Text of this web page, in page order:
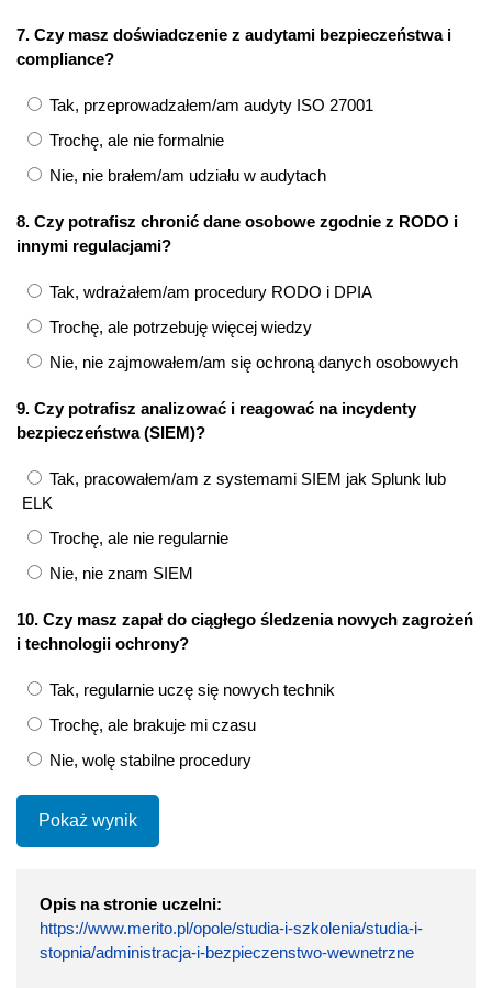
7. Czy masz doświadczenie z audytami bezpieczeństwa i
compliance?
Tak, przeprowadzałem/am audyty ISO 27001
Trochę, ale nie formalnie
Nie, nie brałem/am udziału w audytach
8. Czy potrafisz chronić dane osobowe zgodnie z RODO i
innymi regulacjami?
Tak, wdrażałem/am procedury RODO i DPIA
Trochę, ale potrzebuję więcej wiedzy
Nie, nie zajmowałem/am się ochroną danych osobowych
9. Czy potrafisz analizować i reagować na incydenty
bezpieczeństwa (SIEM)?
Tak, pracowałem/am z systemami SIEM jak Splunk lub
ELK
Trochę, ale nie regularnie
Nie, nie znam SIEM
10. Czy masz zapał do ciągłego śledzenia nowych zagrożeń
i technologii ochrony?
Tak, regularnie uczę się nowych technik
Trochę, ale brakuje mi czasu
Nie, wolę stabilne procedury
Pokaż wynik
Opis na stronie uczelni:
https://www.merito.pl/opole/studia-i-szkolenia/studia-i-
stopnia/administracja-i-bezpieczenstwo-wewnetrzne